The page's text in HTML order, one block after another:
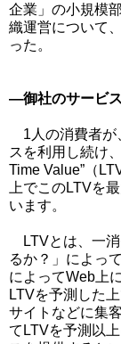
企業」の小規模
織運営について
った。
―御社のサービス
1人の消費者
スを利用し続け
Time Value”（
上でこのLTVを
います。
LTVとは、一消
るか？」によっ
によってWeb上
LTVを予測した
サイトなどに集
てLTVを予測以